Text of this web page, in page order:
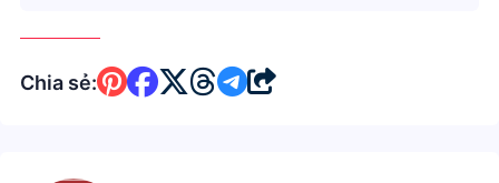
Chia sẻ: